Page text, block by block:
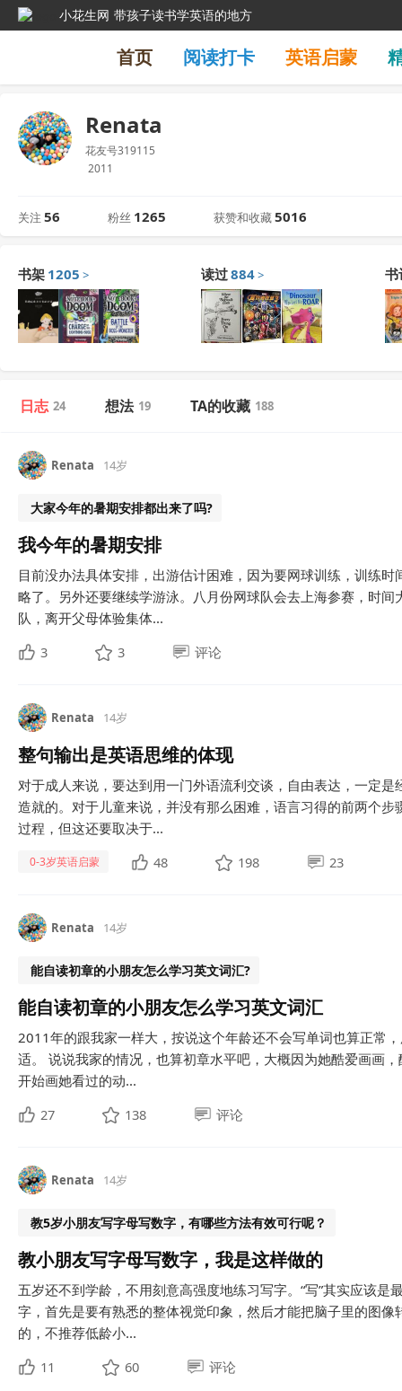
小花生网 带孩子读书学英语的地方
首页 阅读打卡 英语启蒙
Renata
花友号319115
2011
关注 56 粉丝 1265 获赞和收藏5016
书架 1205 > 读过884> 书
日志 24 想法 19 TA的收藏 188
Renata 14岁
大家今年的暑期安排都出来了吗?
我今年的暑期安排
目前没办法具体安排，出游估计困难，因为要网球训练，训练
略了。另外还要继续学游泳。八月份网球队会去上海参赛，时
队，离开父母体验集体...
3
3 评论
Renata 14岁
整句输出是英语思维的体现
对于成人来说，要达到用一门外语流利交谈，自由表达，一定
造就的。对于儿童来说，并没有那么困难，语言习得的前两个
过程，但这还要取决于...
0-3岁英语启蒙 48 198 23
Renata 14岁
能自读初章的小朋友怎么学习英文词汇?
能自读初章的小朋友怎么学习英文词汇
2011年的跟我家一样大，按说这个年龄还不会写单词也算正常
适。 说说我家的情况，也算初章水平吧，大概因为她酷爱画画
开始画她看过的动...
27
138 评论
Renata 14岁
教5岁小朋友写字母写数字，有哪些方法有效可行呢？
教小朋友写字母写数字，我是这样做的
五岁还不到学龄，不用刻意高强度地练习写字。“写”其实应该是
字，首先是要有熟悉的整体视觉印象，然后才能把脑子里的图
的，不推荐低龄小...
11
60 评论